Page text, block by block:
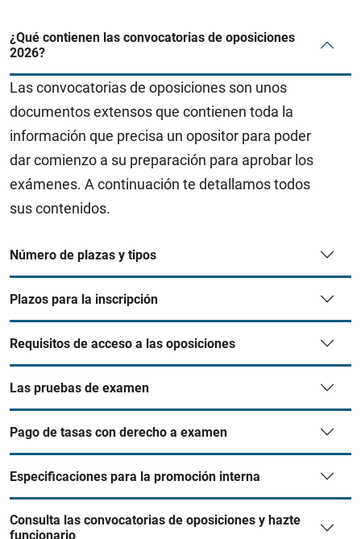
¿Qué contienen las convocatorias de oposiciones
2026?
Las convocatorias de oposiciones son unos
documentos extensos que contienen toda la
información que precisa un opositor para poder
dar comienzo a su preparación para aprobar los
exámenes. A continuación te detallamos todos
sus contenidos.
Número de plazas y tipos
Plazos para la inscripción
Requisitos de acceso a las oposiciones
Las pruebas de examen
Pago de tasas con derecho a examen
Especificaciones para la promoción interna
Consulta las convocatorias de oposiciones y hazte
funcionario